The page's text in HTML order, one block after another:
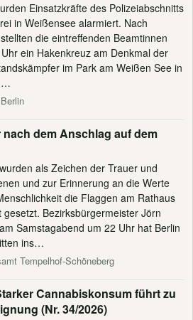
Einsatzkräfte des Polizeiabschnitts
in Weißensee alarmiert. Nach
die eintreffenden Beamtinnen
ein Hakenkreuz am Denkmal der
im Park am Weißen See in
dem Anschlag auf dem
als Zeichen der Trauer und
und zur Erinnerung an die Werte
die Flaggen am Rathaus
Bezirksbürgermeister Jörn
Samstagabend um 22 Uhr hat Berlin
ins…
Tempelhof-Schöneberg
Cannabiskonsum führt zu
(Nr. 34/2026)